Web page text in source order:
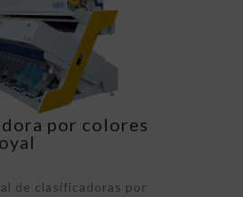
por colores
de clasificadoras por